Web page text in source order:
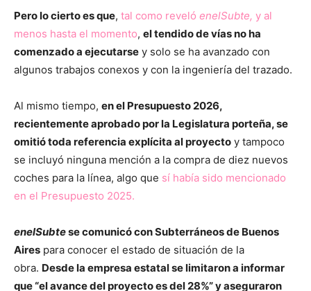
Pero lo cierto es que, tal como reveló enelSubte, y al
menos hasta el momento, el tendido de vías no ha
comenzado a ejecutarse y solo se ha avanzado con
algunos trabajos conexos y con la ingeniería del trazado.
Al mismo tiempo, en el Presupuesto 2026,
recientemente aprobado por la Legislatura porteña, se
omitió toda referencia explícita al proyecto y tampoco
se incluyó ninguna mención a la compra de diez nuevos
coches para la línea, algo que sí había sido mencionado
en el Presupuesto 2025.
enelSubtese comunicó con Subterráneos de Buenos
Aires para conocer el estado de situación de la
obra. Desde la empresa estatal se limitaron a informar
que “el avance del proyecto es del 28%” y aseguraron